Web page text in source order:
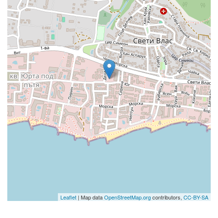
Leaflet | Map dataOpenStreetMap.orgcontributors, CC-BY-SA